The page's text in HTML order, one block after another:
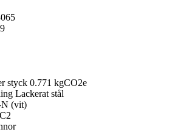
styck 0.771 kgCO2e
Lackerat stål
N (vit)
C2